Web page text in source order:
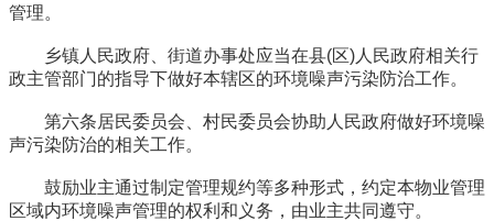
管理。
乡镇人民政府、街道办事处应当在县(区)人民政府相关行
政主管部门的指导下做好本辖区的环境噪声污染防治工作。
第六条居民委员会、村民委员会协助人民政府做好环境噪
声污染防治的相关工作。
鼓励业主通过制定管理规约等多种形式，约定本物业管理
区域内环境噪声管理的权利和义务，由业主共同遵守。